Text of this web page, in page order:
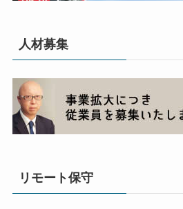
人材募集
リモート保守